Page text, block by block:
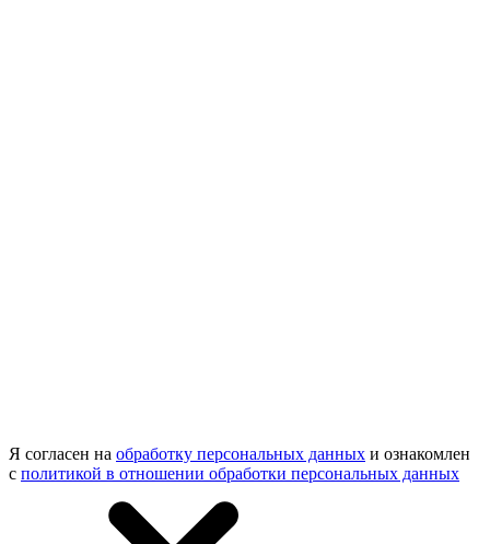
Я согласен на обработку персональных данных и ознакомлен
с политикой в отношении обработки персональных данных